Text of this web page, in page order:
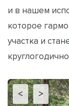
и в нашем
которое
участка и
< >